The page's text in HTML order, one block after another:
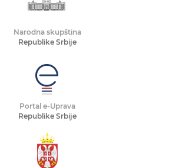
Narodna skupština
Republike Srbije
Portal e-Uprava
Republike Srbije